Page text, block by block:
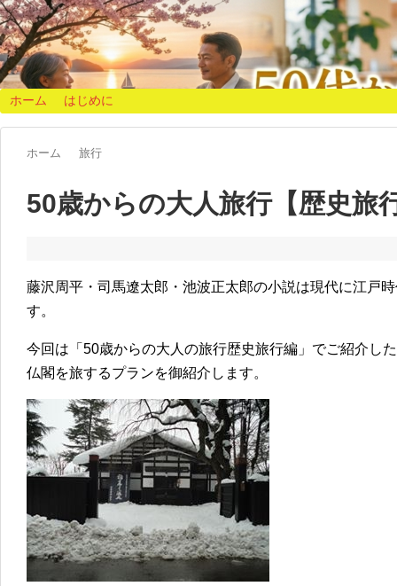
ホーム はじめに
ホーム 旅行
50歳からの大人旅行【歴史旅
藤沢周平・司馬遼太郎・池波正太郎の小説は現代に江戸
す。
今回は「50歳からの大人の旅行歴史旅行編」でご紹介し
仏閣を旅するプランを御紹介します。